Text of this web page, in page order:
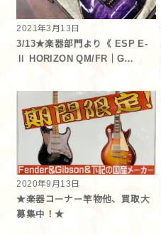
2021年3月13日
3/13★楽器部門より《 ESP E-
Ⅱ HORIZON QM/FR｜G…
2020年9月13日
★楽器コーナー竿物他、買取大
募集中！★